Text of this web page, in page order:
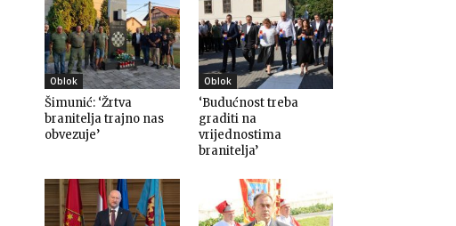
Oblok
Šimunić: ‘Žrtva
branitelja trajno nas
obvezuje’
Oblok
‘Budućnost treba
graditi na
vrijednostima
branitelja’